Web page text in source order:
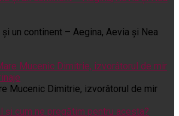
un continent – Aegina, Aevia și Nea
Mucenic Dimitrie, izvorâtorul de mir